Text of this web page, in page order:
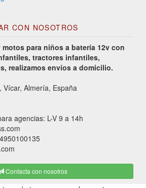
CON NOSOTROS
para niños a batería 12v con
tractores infantiles,
realizamos envíos a domicilio.
Almería, España
agencias: L-V 9 a 14h
Contacta con nosotros